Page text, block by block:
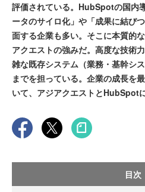
評価されている。HubSpotの国内
ータのサイロ化」や「成果に結び
面する企業も多い。そこに本質的
アクエストの強みだ。高度な技術
雑な既存システム（業務・基幹シ
までを担っている。企業の成長を
いて、アジアクエストとHubSpot
目次